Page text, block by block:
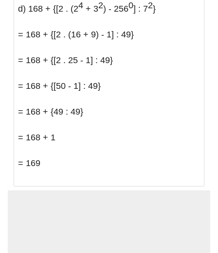
d) 168 + {[2 . (24+ 32) - 2560] : 72}
= 168 + {[2 . (16 + 9) - 1] : 49}
= 168 + {[2 . 25 - 1] : 49}
= 168 + {[50 - 1] : 49}
= 168 + {49 : 49}
= 168 + 1
= 169